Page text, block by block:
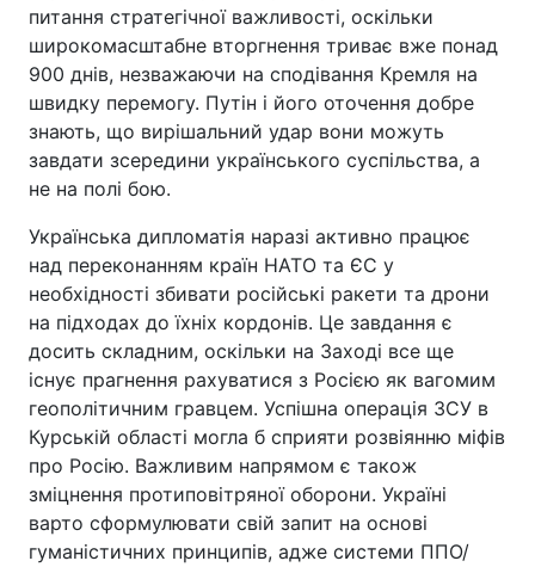
питання стратегічної важливості, оскільки
широкомасштабне вторгнення триває вже понад
900 днів, незважаючи на сподівання Кремля на
швидку перемогу. Путін і його оточення добре
знають, що вирішальний удар вони можуть
завдати зсередини українського суспільства, а
не на полі бою.
Українська дипломатія наразі активно працює
над переконанням країн НАТО та ЄС у
необхідності збивати російські ракети та дрони
на підходах до їхніх кордонів. Це завдання є
досить складним, оскільки на Заході все ще
існує прагнення рахуватися з Росією як вагомим
геополітичним гравцем. Успішна операція ЗСУ в
Курській області могла б сприяти розвіянню міфів
про Росію. Важливим напрямом є також
зміцнення протиповітряної оборони. Україні
варто сформулювати свій запит на основі
гуманістичних принципів, адже системи ППО/